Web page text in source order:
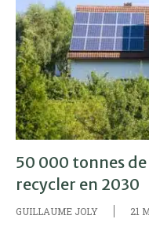
50 000 tonnes
recycler en 2030
GUILLAUME JOLY 21